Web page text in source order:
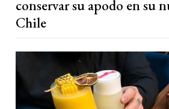
conservar su apodo en su
Chile